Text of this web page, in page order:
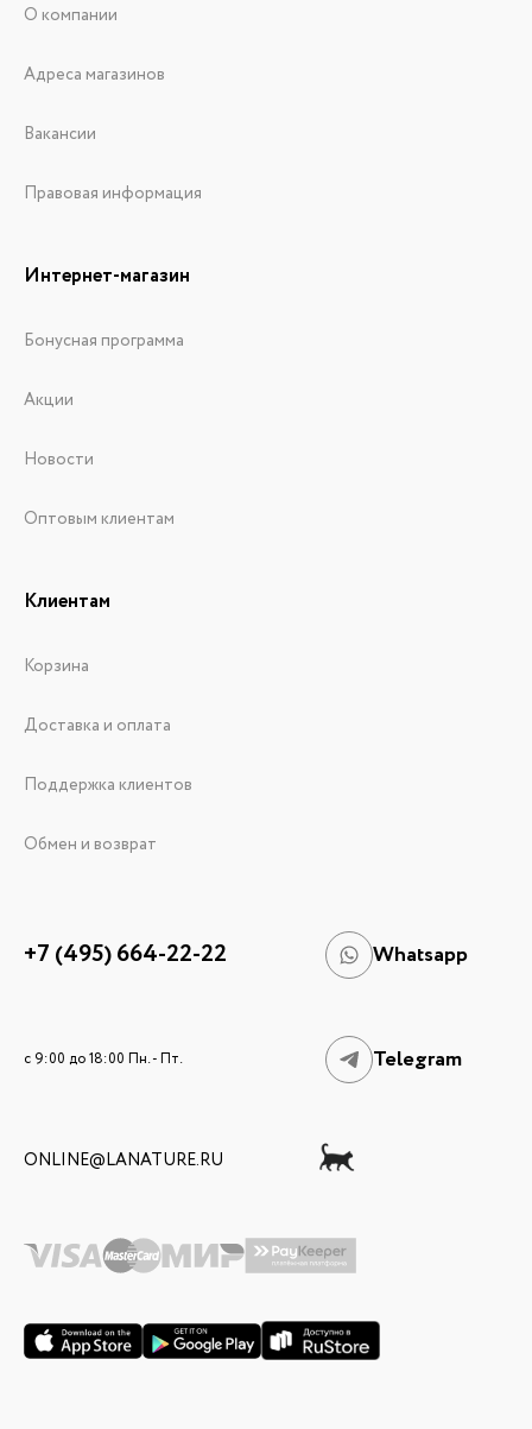
О компании
Адреса магазинов
Вакансии
Правовая информация
Интернет-магазин
Бонусная программа
Акции
Новости
Оптовым клиентам
Клиентам
Корзина
Доставка и оплата
Поддержка клиентов
Обмен и возврат
+7 (495) 664-22-22 Whatsapp
c 9:00 до 18:00 Пн. - Пт. Telegram
ONLINE@LANATURE.RU